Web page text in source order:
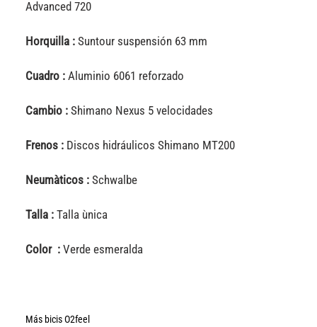
Advanced 720
Horquilla :Suntour suspensión 63 mm
Cuadro :Aluminio 6061 reforzado
Cambio :Shimano Nexus 5 velocidades
Frenos : Discos hidráulicos Shimano MT200
Neumàticos :Schwalbe
Talla :Talla ùnica
Color :Verde esmeralda
Más bicis O2feel